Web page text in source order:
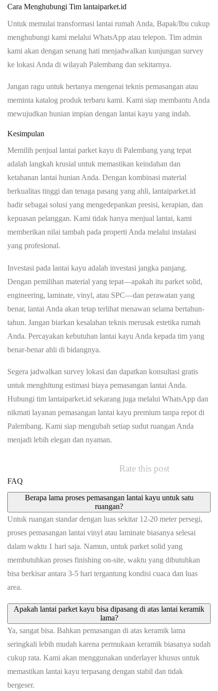
Cara Menghubungi Tim lantaiparket.id
Untuk memulai transformasi lantai rumah Anda, Bapak/Ibu cukup
menghubungi kami melalui WhatsApp atau telepon. Tim admin
kami akan dengan senang hati menjadwalkan kunjungan survey
ke lokasi Anda di wilayah Palembang dan sekitarnya.
Jangan ragu untuk bertanya mengenai teknis pemasangan atau
meminta katalog produk terbaru kami. Kami siap membantu Anda
mewujudkan hunian impian dengan lantai kayu yang indah.
Kesimpulan
Memilih penjual lantai parket kayu di Palembang yang tepat
adalah langkah krusial untuk memastikan keindahan dan
ketahanan lantai hunian Anda. Dengan kombinasi material
berkualitas tinggi dan tenaga pasang yang ahli, lantaiparket.id
hadir sebagai solusi yang mengedepankan presisi, kerapian, dan
kepuasan pelanggan. Kami tidak hanya menjual lantai, kami
memberikan nilai tambah pada properti Anda melalui instalasi
yang profesional.
Investasi pada lantai kayu adalah investasi jangka panjang.
Dengan pemilihan material yang tepat—apakah itu parket solid,
engineering, laminate, vinyl, atau SPC—dan perawatan yang
benar, lantai Anda akan tetap terlihat menawan selama bertahun-
tahun. Jangan biarkan kesalahan teknis merusak estetika rumah
Anda. Percayakan kebutuhan lantai kayu Anda kepada tim yang
benar-benar ahli di bidangnya.
Segera jadwalkan survey lokasi dan dapatkan konsultasi gratis
untuk menghitung estimasi biaya pemasangan lantai Anda.
Hubungi tim lantaiparket.id sekarang juga melalui WhatsApp dan
nikmati layanan pemasangan lantai kayu premium tanpa repot di
Palembang. Kami siap mengubah setiap sudut ruangan Anda
menjadi lebih elegan dan nyaman.
Rate this post
FAQ
Berapa lama proses pemasangan lantai kayu untuk satu
ruangan?
Untuk ruangan standar dengan luas sekitar 12-20 meter persegi,
proses pemasangan lantai vinyl atau laminate biasanya selesai
dalam waktu 1 hari saja. Namun, untuk parket solid yang
membutuhkan proses finishing on-site, waktu yang dibutuhkan
bisa berkisar antara 3-5 hari tergantung kondisi cuaca dan luas
area.
Apakah lantai parket kayu bisa dipasang di atas lantai keramik
lama?
Ya, sangat bisa. Bahkan pemasangan di atas keramik lama
seringkali lebih mudah karena permukaan keramik biasanya sudah
cukup rata. Kami akan menggunakan underlayer khusus untuk
memastikan lantai kayu terpasang dengan stabil dan tidak
bergeser.